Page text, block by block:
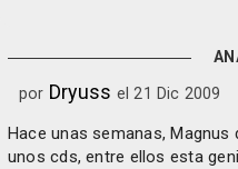
por Dryuss el 21 Dic 2009
Hace unas semanas, Magnus
unos cds, entre ellos esta